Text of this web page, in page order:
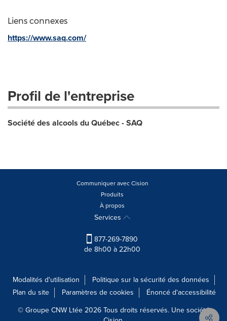
Liens connexes
https://www.saq.com/
Profil de l'entreprise
Société des alcools du Québec - SAQ
Communiquer avec Cision
Produits
À propos
Services
877-269-7890
de 8h00 à 22h00
Modalités d'utilisation
Politique sur la sécurité des données
Plan du site
Paramètres de cookies
Énoncé d'accessibilité
© Groupe CNW Ltée 2026 Tous droits réservés. Une société